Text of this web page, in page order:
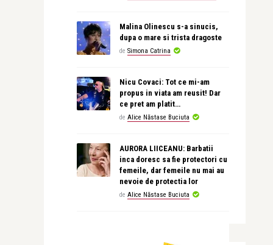
Malina Olinescu s-a sinucis,
dupa o mare si trista dragoste
de Simona Catrina
Nicu Covaci: Tot ce mi-am
propus in viata am reusit! Dar
ce pret am platit…
de Alice Năstase Buciuta
AURORA LIICEANU: Barbatii
inca doresc sa fie protectori cu
femeile, dar femeile nu mai au
nevoie de protectia lor
de Alice Năstase Buciuta